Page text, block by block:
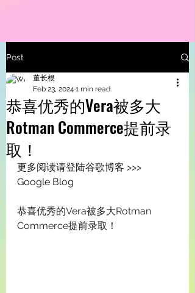
Post
恭喜优秀的Vera被多大
Rotman Commerce提前录
取！
董长根
Feb 23, 2024 1 min read
更多阅读请登陆谷歌博客 >>>
Google Blog
恭喜优秀的Vera被多大Rotman
Commerce提前录取！